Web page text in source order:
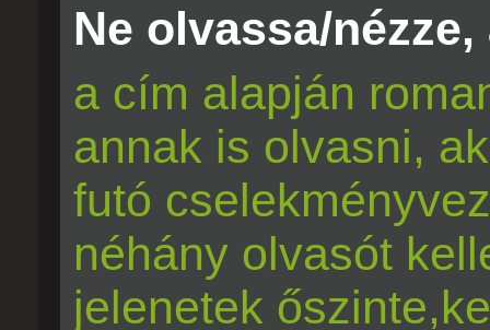
Ne olvassa/nézze,
a cím alapján
annak is olvasni,
futó
néhány olvasót
jelenetek